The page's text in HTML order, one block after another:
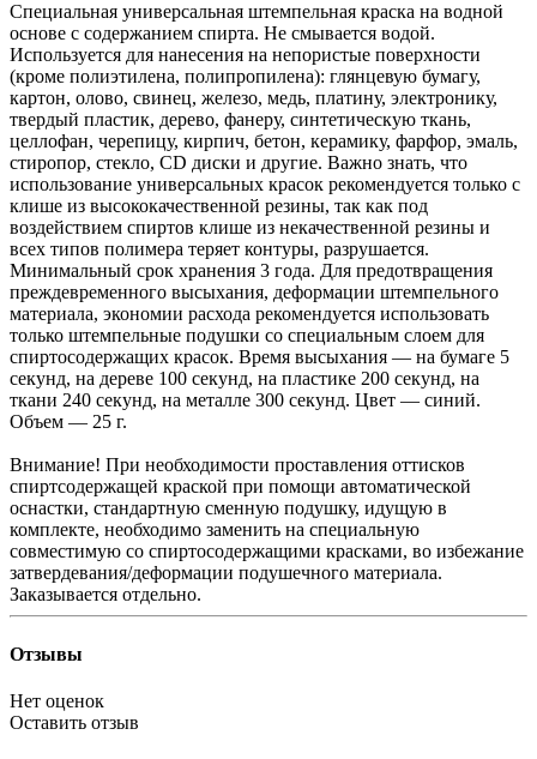
Специальная универсальная штемпельная краска на водной
основе с содержанием спирта. Не смывается водой.
Используется для нанесения на непористые поверхности
(кроме полиэтилена, полипропилена): глянцевую бумагу,
картон, олово, свинец, железо, медь, платину, электронику,
твердый пластик, дерево, фанеру, синтетическую ткань,
целлофан, черепицу, кирпич, бетон, керамику, фарфор, эмаль,
стиропор, стекло, CD диски и другие. Важно знать, что
использование универсальных красок рекомендуется только с
клише из высококачественной резины, так как под
воздействием спиртов клише из некачественной резины и
всех типов полимера теряет контуры, разрушается.
Минимальный срок хранения 3 года. Для предотвращения
преждевременного высыхания, деформации штемпельного
материала, экономии расхода рекомендуется использовать
только штемпельные подушки со специальным слоем для
спиртосодержащих красок. Время высыхания — на бумаге 5
секунд, на дереве 100 секунд, на пластике 200 секунд, на
ткани 240 секунд, на металле 300 секунд. Цвет — синий.
Объем — 25 г.
Внимание! При необходимости проставления оттисков
спиртсодержащей краской при помощи автоматической
оснастки, стандартную сменную подушку, идущую в
комплекте, необходимо заменить на специальную
совместимую со спиртосодержащими красками, во избежание
затвердевания/деформации подушечного материала.
Заказывается отдельно.
Отзывы
Нет оценок
Оставить отзыв